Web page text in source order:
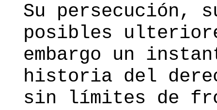
Su persecución,
posibles
embargo un
historia del
sin límites de